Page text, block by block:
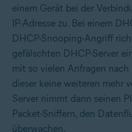
einem Gerät bei der
IP-Adresse zu. Bei einem
DHCP-Snooping-Angriff
gefälschten DHCP-Server
mit so vielen Anfragen nach
dieser keine weiteren mehr
Server nimmt dann seinen
Packet-Sniffern, den
überwachen.